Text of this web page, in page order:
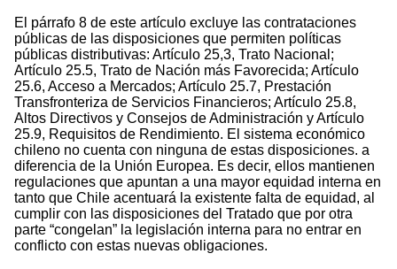
El párrafo 8 de este artículo excluye las contrataciones
públicas de las disposiciones que permiten políticas
públicas distributivas: Artículo 25,3, Trato Nacional;
Artículo 25.5, Trato de Nación más Favorecida; Artículo
25.6, Acceso a Mercados; Artículo 25.7, Prestación
Transfronteriza de Servicios Financieros; Artículo 25.8,
Altos Directivos y Consejos de Administración y Artículo
25.9, Requisitos de Rendimiento. El sistema económico
chileno no cuenta con ninguna de estas disposiciones. a
diferencia de la Unión Europea. Es decir, ellos mantienen
regulaciones que apuntan a una mayor equidad interna en
tanto que Chile acentuará la existente falta de equidad, al
cumplir con las disposiciones del Tratado que por otra
parte “congelan” la legislación interna para no entrar en
conflicto con estas nuevas obligaciones.